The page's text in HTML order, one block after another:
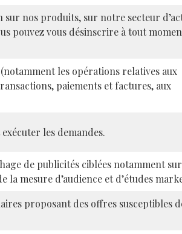
nos produits, sur notre secteur
pouvez vous désinscrire à tout
les opérations relatives aux
paiements et factures, aux
les demandes.
de publicités ciblées notamment
la mesure d’audience et d’études
proposant des offres susceptibles